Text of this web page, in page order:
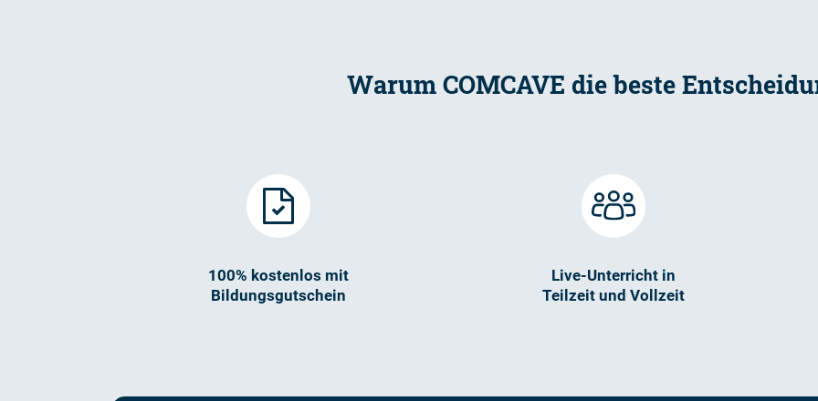
Warum COMCAVE die beste
100% kostenlos mit
Bildungsgutschein
Live-Unterricht in
Teilzeit und Vollzeit